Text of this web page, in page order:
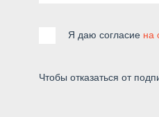
Я даю согласие на
Чтобы отказаться от